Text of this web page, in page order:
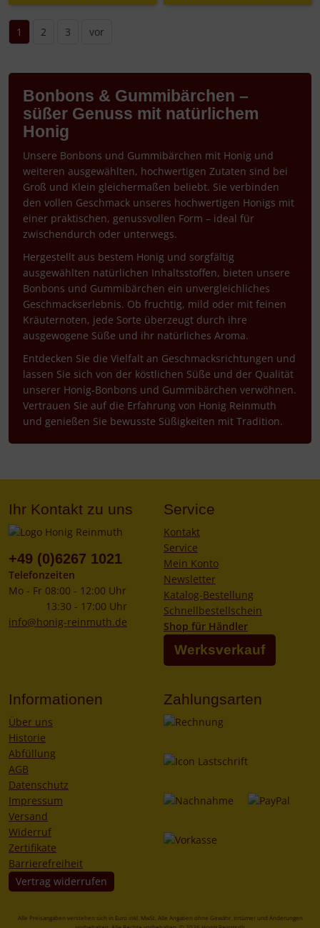
1 2 3 vor
Bonbons & Gummibärchen –
süßer Genuss mit natürlichem
Honig
Unsere Bonbons und Gummibärchen mit Honig und
weiteren ausgewählten, hochwertigen Zutaten sind bei
Groß und Klein gleichermaßen beliebt. Sie verbinden
den vollen Geschmack unseres hochwertigen Honigs mit
einer praktischen, genussvollen Form – ideal für
zwischendurch oder unterwegs.
Hergestellt aus bestem Honig und sorgfältig
ausgewählten natürlichen Inhaltsstoffen, bieten unsere
Bonbons und Gummibärchen ein unvergleichliches
Geschmackserlebnis. Ob fruchtig, mild oder mit feinen
Kräuternoten, jede Sorte überzeugt durch ihre
ausgewogene Süße und ihr natürliches Aroma.
Entdecken Sie die Vielfalt an Geschmacksrichtungen und
lassen Sie sich von der köstlichen Süße und der Qualität
unserer Honig-Bonbons und Gummibärchen verwöhnen.
Vertrauen Sie auf die Erfahrung von Honig Reinmuth
und genießen Sie bewusste Süßigkeiten mit Tradition.
Ihr Kontakt zu uns
+49 (0)6267 1021
Telefonzeiten
Mo - Fr 08:00 - 12:00 Uhr
13:30 - 17:00 Uhr
info@honig-reinmuth.de
Service
Kontakt
Service
Mein Konto
Newsletter
Katalog-Bestellung
Schnellbestellschein
Shop für Händler
Werksverkauf
Informationen
Über uns
Historie
Abfüllung
AGB
Datenschutz
Impressum
Versand
Widerruf
Zertifikate
Barrierefreiheit
Vertrag widerrufen
Zahlungsarten
Alle Preisangaben verstehen sich in Euro inkl. MwSt. Alle Angaben ohne Gewähr. Irrtümer und Änderungen